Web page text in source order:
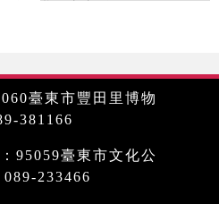
臺東市豐田里博物
381166
95059臺東市文化公
233466